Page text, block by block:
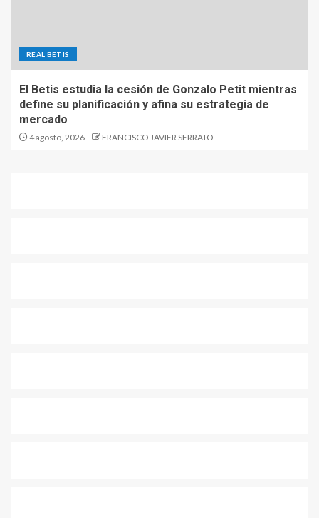
REAL BETIS
El Betis estudia la cesión de Gonzalo Petit mientras
define su planificación y afina su estrategia de
mercado
4 agosto, 2026 FRANCISCO JAVIER SERRATO